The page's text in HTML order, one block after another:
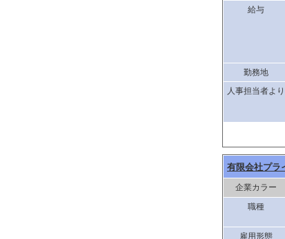
給与
勤務地
人事担当者より
有限会社プラ
企業カラー
職種
雇用形態